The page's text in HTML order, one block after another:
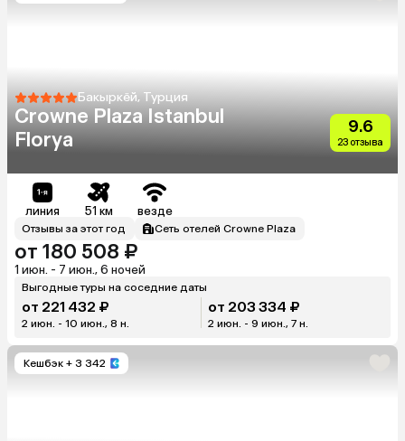
Бакыркёй, Турция
Crowne Plaza Istanbul
Florya
9.6
23 отзыва
линия 51 км везде
Отзывы за этот год Сеть отелей Crowne Plaza
от 180 508 ₽
1 июн. - 7 июн., 6 ночей
Выгодные туры на соседние даты
от 221 432 ₽
2 июн. - 10 июн., 8 н.
от 203 334 ₽
2 июн. - 9 июн., 7 н.
Кешбэк + 3 342